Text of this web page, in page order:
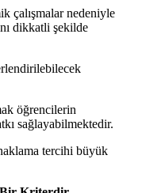
çalışmalar nedeniyle
dikkatli şekilde
öğrencilerin
sağlayabilmektedir.
tercihi büyük